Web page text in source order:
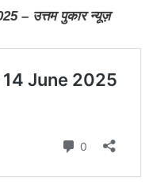
– उत्तम पुकार न्यूज़